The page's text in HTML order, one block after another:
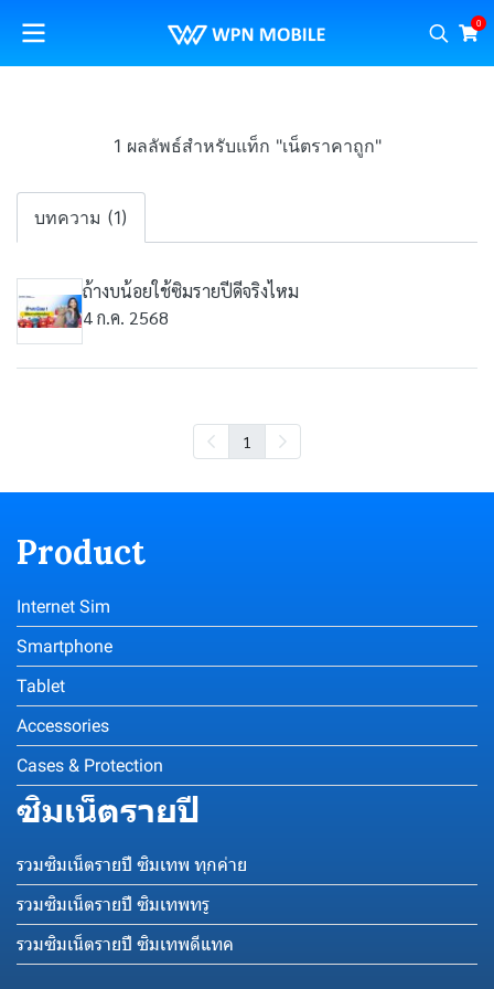
0
1 ผลลัพธ์สำหรับแท็ก "เน็ตราคาถูก"
บทความ (1)
ถ้างบน้อยใช้ซิมรายปีดีจริงไหม
4 ก.ค. 2568
1
Product
Internet Sim
Smartphone
Tablet
Accessories
Cases & Protection
ซิมเน็ตรายปี
รวมซิมเน็ตรายปี ซิมเทพ ทุกค่าย
รวมซิมเน็ตรายปี ซิมเทพทรู
รวมซิมเน็ตรายปี ซิมเทพดีแทค